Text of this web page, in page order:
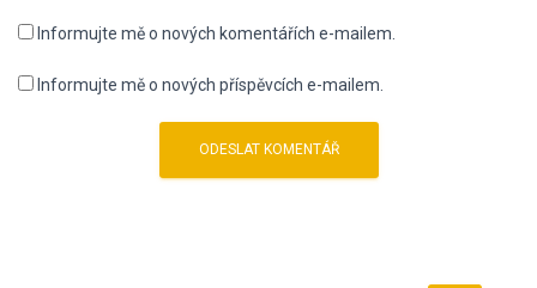
Informujte mě o nových komentářích e-mailem.
Informujte mě o nových příspěvcích e-mailem.